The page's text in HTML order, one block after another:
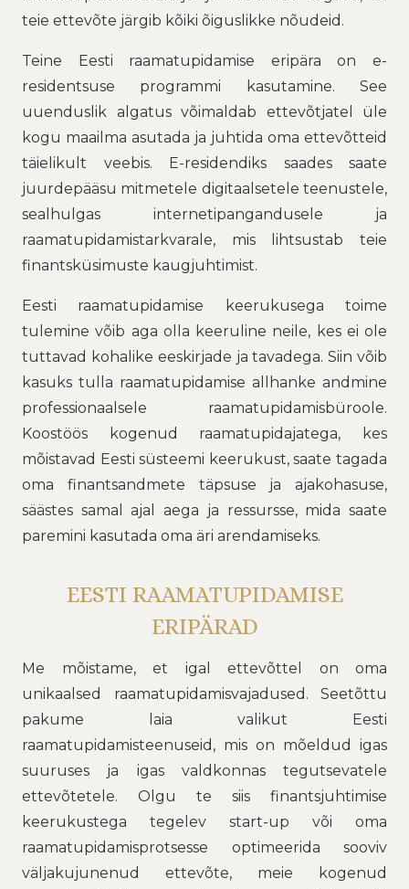
teie ettevõte järgib kõiki õiguslikke nõudeid.
Teine Eesti raamatupidamise eripära on e-
residentsuse programmi kasutamine. See
uuenduslik algatus võimaldab ettevõtjatel üle
kogu maailma asutada ja juhtida oma ettevõtteid
täielikult veebis. E-residendiks saades saate
juurdepääsu mitmetele digitaalsetele teenustele,
sealhulgas internetipangandusele ja
raamatupidamistarkvarale, mis lihtsustab teie
finantsküsimuste kaugjuhtimist.
Eesti raamatupidamise keerukusega toime
tulemine võib aga olla keeruline neile, kes ei ole
tuttavad kohalike eeskirjade ja tavadega. Siin võib
kasuks tulla raamatupidamise allhanke andmine
professionaalsele raamatupidamisbüroole.
Koostöös kogenud raamatupidajatega, kes
mõistavad Eesti süsteemi keerukust, saate tagada
oma finantsandmete täpsuse ja ajakohasuse,
säästes samal ajal aega ja ressursse, mida saate
paremini kasutada oma äri arendamiseks.
EESTI RAAMATUPIDAMISE
ERIPÄRAD
Me mõistame, et igal ettevõttel on oma
unikaalsed raamatupidamisvajadused. Seetõttu
pakume laia valikut Eesti
raamatupidamisteenuseid, mis on mõeldud igas
suuruses ja igas valdkonnas tegutsevatele
ettevõtetele. Olgu te siis finantsjuhtimise
keerukustega tegelev start-up või oma
raamatupidamisprotsesse optimeerida sooviv
väljakujunenud ettevõte, meie kogenud